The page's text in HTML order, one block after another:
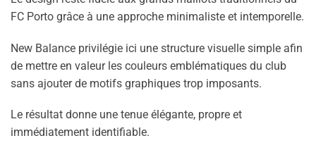
FC Porto grâce à une approche minimaliste et intemporelle.
New Balance privilégie ici une structure visuelle simple afin
de mettre en valeur les couleurs emblématiques du club
sans ajouter de motifs graphiques trop imposants.
Le résultat donne une tenue élégante, propre et
immédiatement identifiable.